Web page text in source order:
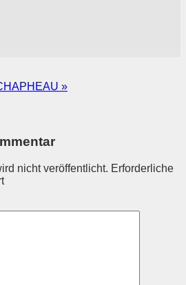
»
nicht veröffentlicht. Erforderliche